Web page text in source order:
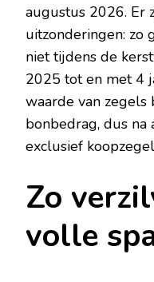
augustus 2026. Er
uitzonderingen: zo
niet tijdens de
2025 tot en met 4
waarde van
bonbedrag, dus na
exclusief
Zo
volle